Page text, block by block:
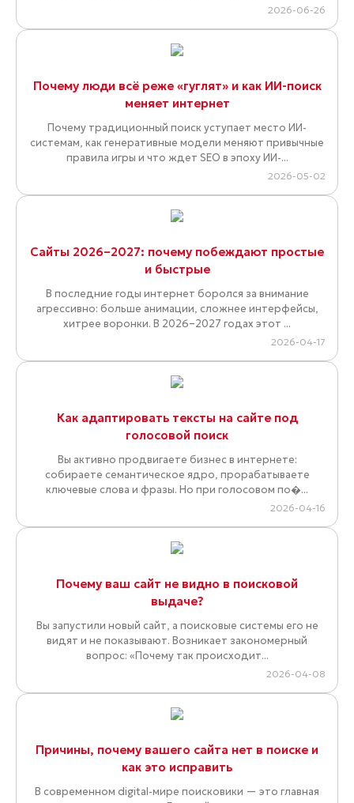
2026-06-26
Почему люди всё реже «гуглят» и как ИИ-поиск
меняет интернет
Почему традиционный поиск уступает место ИИ-
системам, как генеративные модели меняют привычные
правила игры и что ждет SEO в эпоху ИИ-...
2026-05-02
Сайты 2026–2027: почему побеждают простые
и быстрые
В последние годы интернет боролся за внимание
агрессивно: больше анимации, сложнее интерфейсы,
хитрее воронки. В 2026–2027 годах этот ...
2026-04-17
Как адаптировать тексты на сайте под
голосовой поиск
Вы активно продвигаете бизнес в интернете:
собираете семантическое ядро, прорабатываете
ключевые слова и фразы. Но при голосовом по�...
2026-04-16
Почему ваш сайт не видно в поисковой
выдаче?
Вы запустили новый сайт, а поисковые системы его не
видят и не показывают. Возникает закономерный
вопрос: «Почему так происходит...
2026-04-08
Причины, почему вашего сайта нет в поиске и
как это исправить
В современном digital-мире поисковики — это главная